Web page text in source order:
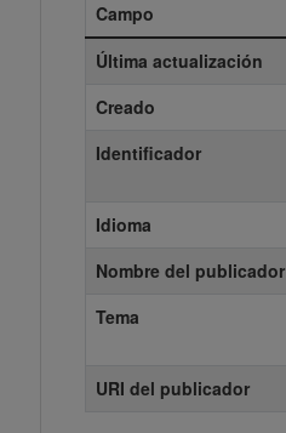
Campo
Última actualización
Creado
Identificador
Idioma
Nombre del publicador
Tema
URI del publicador